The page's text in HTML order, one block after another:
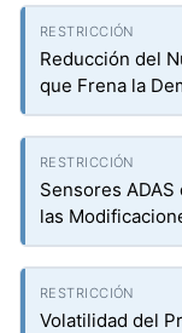
Reducción del
que Frena la
Sensores
las
Volatilidad del